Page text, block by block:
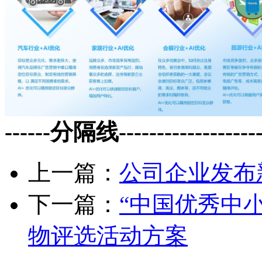
------分隔线
上一篇： 公司企业发
下一篇： “中国优秀中
物评选活动方案